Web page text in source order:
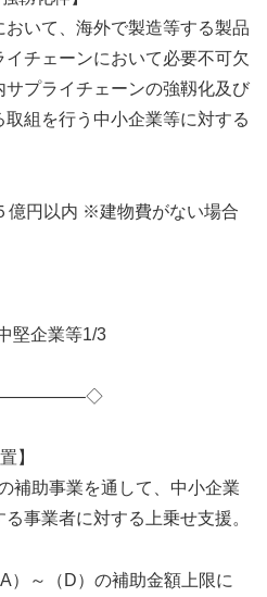
いて、海外で製造等する製品
チェーンにおいて必要不可欠
プライチェーンの強靱化及び
組を行う中小企業等に対する
円以内 ※建物費がない場合
堅企業等1/3
】
補助事業を通して、中小企業
事業者に対する上乗せ支援。
～（D）の補助金額上限に